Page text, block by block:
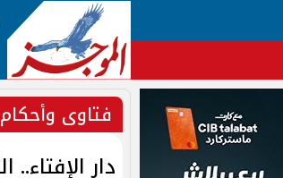
فتاوى وأحكام